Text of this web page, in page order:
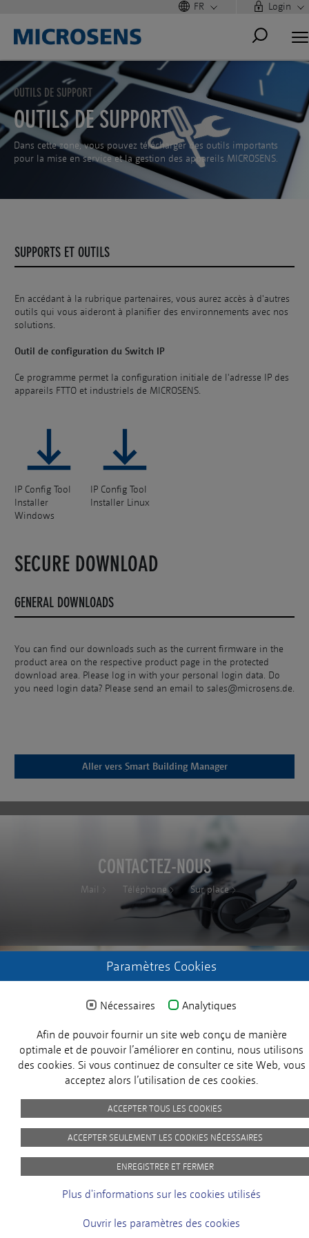
X
Customer Satisfaction
At MICROSENS, the satisfaction of our
customers is our top priority. You will help
FR Login
OUTILS DE SUPPORT
OUTILS DE SUPPORT
Dans cette zone, vous pouvez télécharger des outils importants
pour la mise en service et la gestion des appareils MICROSENS.
SUPPORTS ET OUTILS
En accédant à la rubrique partenaires, vous aurez accès à d'autres
outils qui vous aideront à planifier des environnements avec nos
solutions.
Outil de configuration du Switch IP
Ce programme permet la configuration initiale de l'adresse IP des
appareils FTTO et industriels de MICROSENS.
IP Config Tool
Installer
Windows
IP Config Tool
Installer Linux
SECURE DOWNLOAD
GENERAL DOWNLOADS
You can find our downloads such as the current firmware in the
product area on the respective product page in the protected
download area. Please log in with your personal login data. Do
you need login data? Please send an email to sales@microsens.de.
Aller vers Smart Building Manager
CONTACTEZ-NOUS
Mail Téléphone Sur place
ENREGISTREZ-VOUS
© 2024 MICROSENS. Tous droits réservés.
Imprint Privacy Policy picture-credits GTC
Paramètres Cookies
Nécessaires Analytiques
Afin de pouvoir fournir un site web conçu de manière
optimale et de pouvoir l’améliorer en continu, nous utilisons
des cookies. Si vous continuez de consulter ce site Web, vous
acceptez alors l’utilisation de ces cookies.
ACCEPTER TOUS LES COOKIES
ACCEPTER SEULEMENT LES COOKIES NÉCESSAIRES
ENREGISTRER ET FERMER
Plus d'informations sur les cookies utilisés
Ouvrir les paramètres des cookies